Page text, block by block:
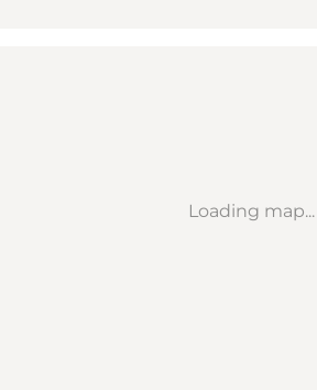
Loading map...